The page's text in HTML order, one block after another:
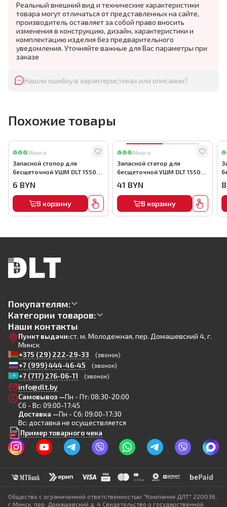
Реальный внешний вид и технические характеристики
товара могут отличаться от представленных на сайте,
производитель оставляет за собой право вносить
изменения в конструкцию, дизайн, характеристики и
комплектацию изделия без предварительного
уведомления. Уточняйте важные для Вас параметры при
заказе
Нашли ошибку в характеристиках или описании?
Похожие товары
Много
Запасной стопор для
бесщеточной УШМ DLT 1550
6 BYN
В корзину
Много
Запасной статор для
бесщеточной УШМ DLT 1550
41 BYN
В корзину
Покупателям:
Категории товаров:
Наши контакты
Пункт выдачи:ст. м. Молодежная, пер. Домашевский 4, г.
Минск
+375 (29) 222-29-33
(звонок)
+7 (999) 444-46-45 (звонок)
+7 (717) 276-06-11 (звонок)
info@dlt.by
Самовывоз —Пн - Пт: 08:30-20:00
Сб - Вс: 09:00-17:45
Доставка —Пн - Сб: 09:00-17:30
Вс: доставка не осуществляется
Пример товарного чека
Общество с ограниченной ответственностью "Компания ДЛТ" 220036,
г.Минск, пер. Домашевский д. 4 Свидетельство о государственной